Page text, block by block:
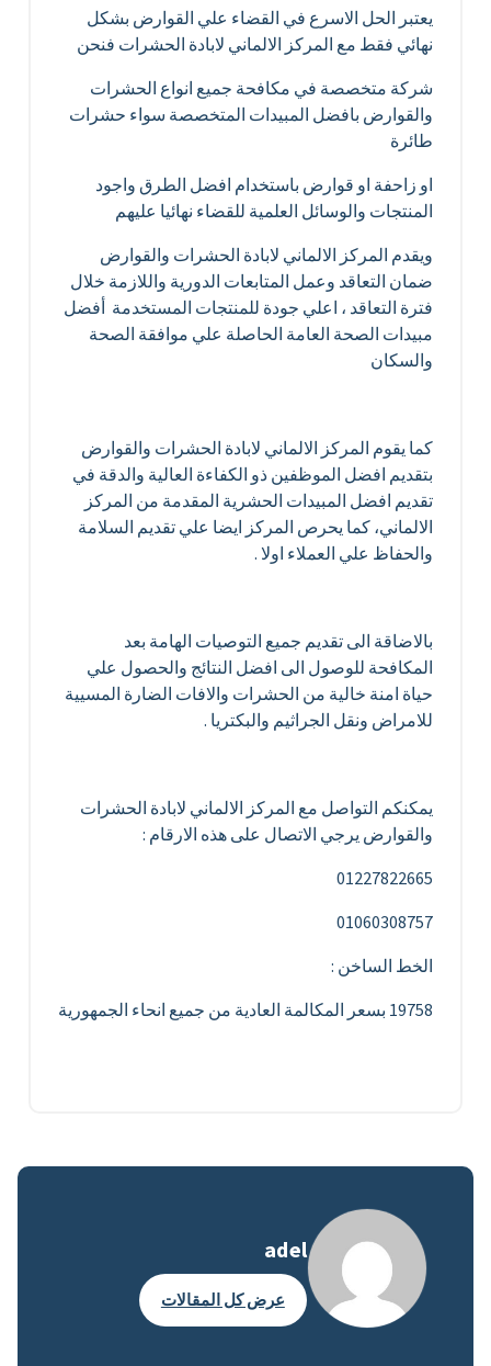
يعتبر الحل الاسرع في القضاء علي القوارض بشكل
نهائي فقط مع المركز الالماني لابادة الحشرات فنحن
شركة متخصصة في مكافحة جميع انواع الحشرات
والقوارض بافضل المبيدات المتخصصة سواء حشرات
طائرة
او زاحفة او قوارض باستخدام افضل الطرق واجود
المنتجات والوسائل العلمية للقضاء نهائيا عليهم
ويقدم المركز الالماني لابادة الحشرات والقوارض
ضمان التعاقد وعمل المتابعات الدورية واللازمة خلال
فترة التعاقد ، اعلي جودة للمنتجات المستخدمة أفضل
مبيدات الصحة العامة الحاصلة علي موافقة الصحة
والسكان
كما يقوم المركز الالماني لابادة الحشرات والقوارض
بتقديم افضل الموظفين ذو الكفاءة العالية والدقة في
تقديم افضل المبيدات الحشرية المقدمة من المركز
الالماني، كما يحرص المركز ايضا علي تقديم السلامة
والحفاظ علي العملاء اولا .
بالاضاقة الى تقديم جميع التوصيات الهامة بعد
المكافحة للوصول الى افضل النتائج والحصول علي
حياة امنة خالية من الحشرات والافات الضارة المسيية
للامراض ونقل الجراثيم والبكتريا .
يمكنكم التواصل مع المركز الالماني لابادة الحشرات
والقوارض يرجي الاتصال على هذه الارقام :
01227822665
01060308757
الخط الساخن :
19758 بسعر المكالمة العادية من جميع انحاء الجمهورية
adel
عرض كل المقالات